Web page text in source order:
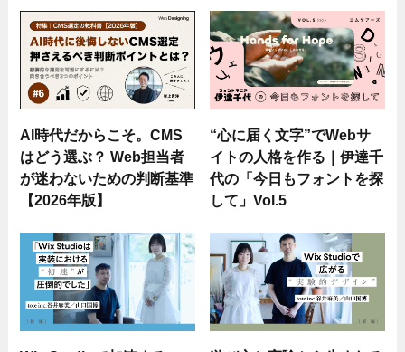
AI時代だからこそ。CMS
はどう選ぶ？ Web担当者
が迷わないための判断基準
【2026年版】
“心に届く文字”でWebサ
イトの人格を作る｜伊達千
代の「今日もフォントを探
して」Vol.5